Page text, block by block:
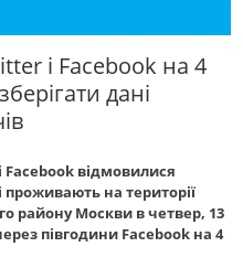
і Facebook на 4
дані
відмовилися
проживають на території
району Москви в четвер, 13
півгодини Facebook на 4